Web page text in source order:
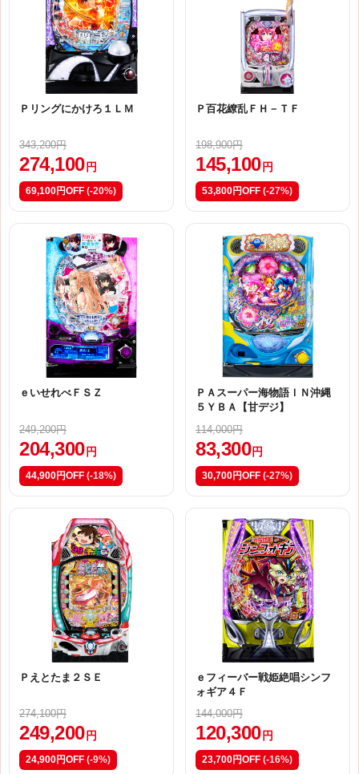
Ｐリングにかけろ１ＬＭ
343,200円
274,100 円
69,100円OFF (-20%)
Ｐ百花繚乱ＦＨ－ＴＦ
198,900円
145,100 円
53,800円OFF (-27%)
ｅいせれべＦＳＺ
249,200円
204,300円
44,900円OFF (-18%)
ＰＡスーパー海物語ＩＮ沖縄
５ＹＢＡ【甘デジ】
114,000円
83,300円
30,700円OFF (-27%)
Ｐえとたま２ＳＥ
274,100円
249,200 円
24,900円OFF (-9%)
ｅフィーバー戦姫絶唱シンフ
ォギア４Ｆ
144,000円
120,300 円
23,700円OFF (-16%)